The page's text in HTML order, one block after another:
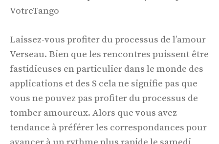
VotreTango
Laissez-vous profiter du processus de l’amour
Verseau. Bien que les rencontres puissent être
fastidieuses en particulier dans le monde des
applications et des S cela ne signifie pas que
vous ne pouvez pas profiter du processus de
tomber amoureux. Alors que vous avez
tendance à préférer les correspondances pour